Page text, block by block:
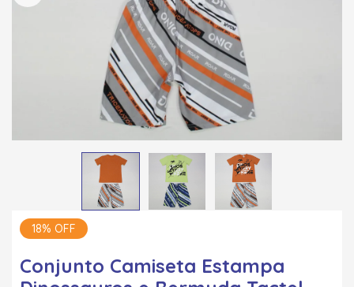
18% OFF
Conjunto Camiseta Estampa